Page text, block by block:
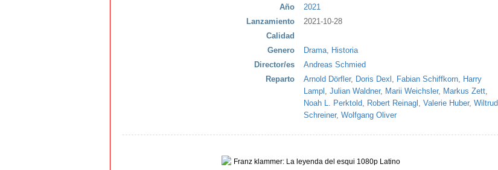
Año
2021
Lanzamiento
2021-10-28
Calidad
Genero
Drama, Historia
Director/es
Andreas Schmied
Reparto
Arnold Dörfler, Doris Dexl , Fabian Schiffkorn, Harry
Lampl , Julian Waldner, Marii Weichsler, Markus Zett,
Noah L. Perktold, Robert Reinagl , Valerie Huber, Wiltrud
Schreiner, Wolfgang Oliver